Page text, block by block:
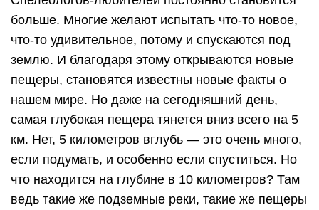
больше. Многие желают испытать что-то новое,
что-то удивительное, потому и спускаются под
землю. И благодаря этому открываются новые
пещеры, становятся известны новые факты о
нашем мире. Но даже на сегодняшний день,
самая глубокая пещера тянется вниз всего на 5
км. Нет, 5 километров вглубь — это очень много,
если подумать, и особенно если спуститься. Но
что находится на глубине в 10 километров? Там
ведь такие же подземные реки, такие же пещеры